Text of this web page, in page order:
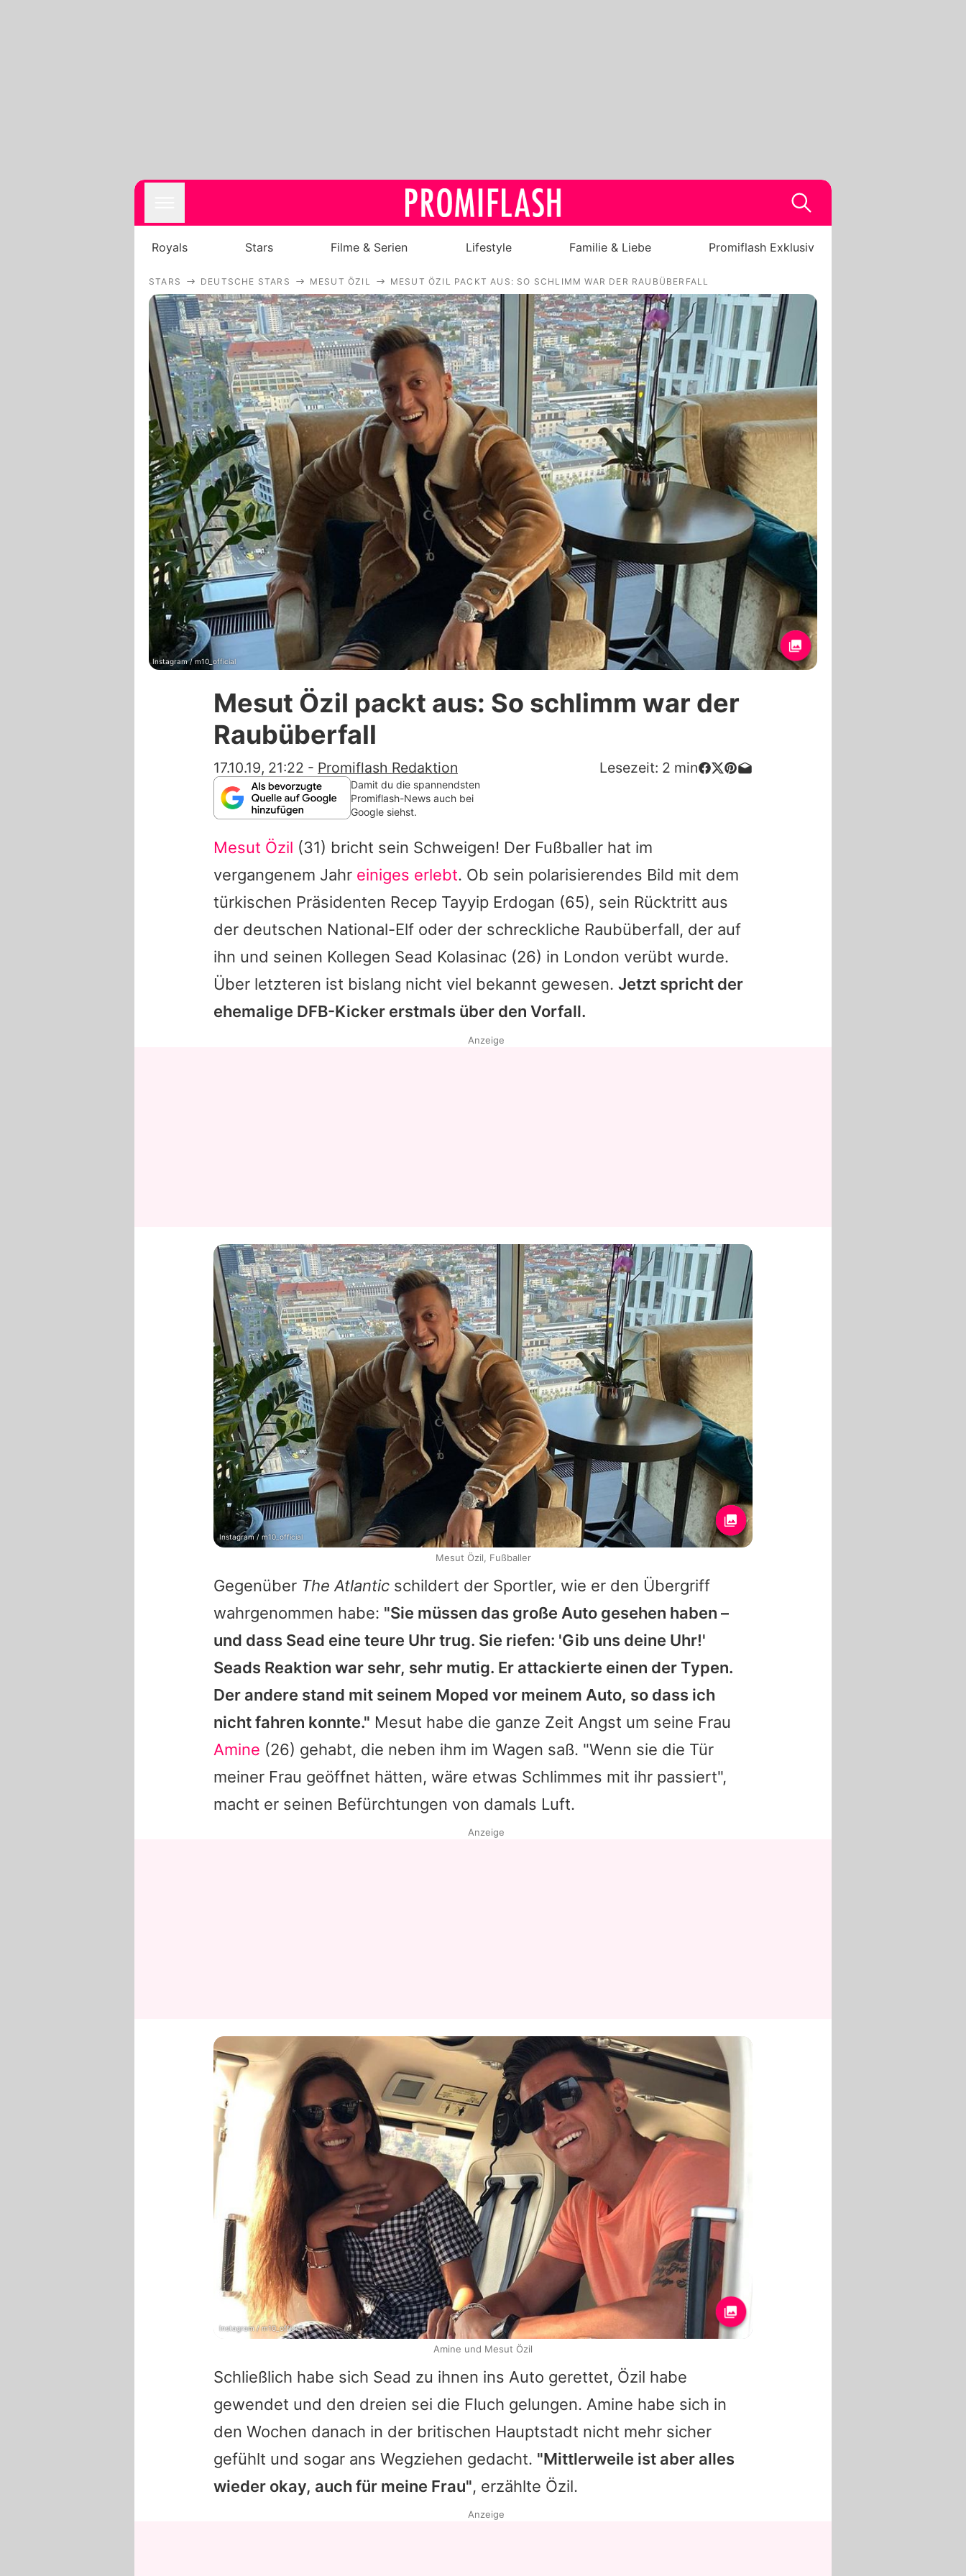
Royals
Stars
Filme & Serien
Lifestyle
Familie & Liebe
Promiflash Exklusiv
Alle Themen auf Promiflash
Jobs
App runterladen
Team
Redaktionelle Richtlinien
Impressum
Datenschutzerklärung
Nutzungsbedingungen
Royals Stars Filme & Serien Lifestyle Familie & Liebe Promiflash Exklusiv
STARS DEUTSCHE STARS MESUT ÖZIL MESUT ÖZIL PACKT AUS: SO SCHLIMM WAR DER RAUBÜBERFALL
Instagram / m10_official
Mesut Özil packt aus: So schlimm war der
Raubüberfall
17.10.19, 21:22 - Promiflash Redaktion Lesezeit: 2 min
Damit du die spannendsten
Promiflash-News auch bei
Google siehst.
Mesut Özil (31) bricht sein Schweigen! Der Fußballer hat im
vergangenem Jahr einiges erlebt. Ob sein polarisierendes Bild mit dem
türkischen Präsidenten Recep Tayyip Erdogan (65), sein Rücktritt aus
der deutschen National-Elf oder der schreckliche Raubüberfall, der auf
ihn und seinen Kollegen Sead Kolasinac (26) in London verübt wurde.
Über letzteren ist bislang nicht viel bekannt gewesen. Jetzt spricht der
ehemalige DFB-Kicker erstmals über den Vorfall.
Gegenüber The Atlantic schildert der Sportler, wie er den Übergriff
wahrgenommen habe: "Sie müssen das große Auto gesehen haben –
und dass Sead eine teure Uhr trug. Sie riefen: 'Gib uns deine Uhr!'
Seads Reaktion war sehr, sehr mutig. Er attackierte einen der Typen.
Der andere stand mit seinem Moped vor meinem Auto, so dass ich
nicht fahren konnte." Mesut habe die ganze Zeit Angst um seine Frau
Amine (26) gehabt, die neben ihm im Wagen saß. "Wenn sie die Tür
meiner Frau geöffnet hätten, wäre etwas Schlimmes mit ihr passiert",
macht er seinen Befürchtungen von damals Luft.
Schließlich habe sich Sead zu ihnen ins Auto gerettet, Özil habe
gewendet und den dreien sei die Fluch gelungen. Amine habe sich in
den Wochen danach in der britischen Hauptstadt nicht mehr sicher
gefühlt und sogar ans Wegziehen gedacht. "Mittlerweile ist aber alles
wieder okay, auch für meine Frau", erzählte Özil.
Anzeige
Instagram / m10_official
Mesut Özil, Fußballer
Anzeige
Instagram / m10_official
Amine und Mesut Özil
Anzeige